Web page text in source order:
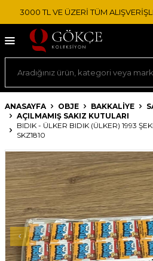
3000 TL VE ÜZERİ TÜM
ANASAYFA OBJE BAKKALIYE
AÇILMAMIŞ SAKIZ KUTULARI
BIDIK - ÜLKER BIDIK (ÜLKER) 1993
SKZ1810